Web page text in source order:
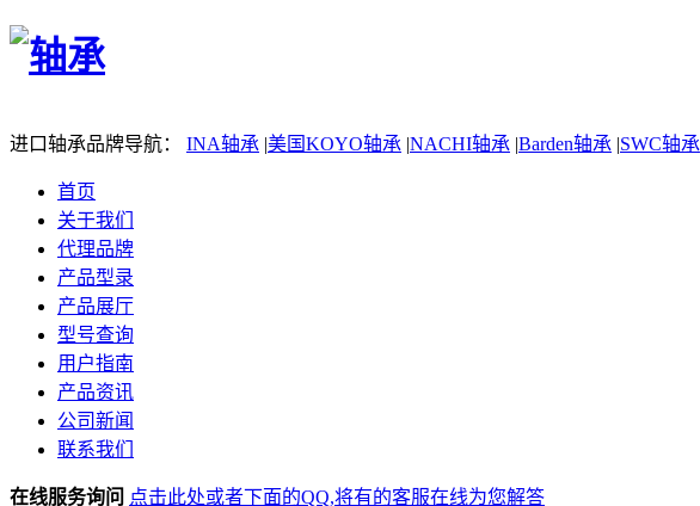
进口轴承品牌导航： INA轴承 |美国KOYO轴承 |NACHI轴承 |Barden轴承 |SWC轴承
首页
关于我们
代理品牌
产品型录
产品展厅
型号查询
用户指南
产品资讯
公司新闻
联系我们
在线服务询问 点击此处或者下面的QQ,将有的客服在线为您解答